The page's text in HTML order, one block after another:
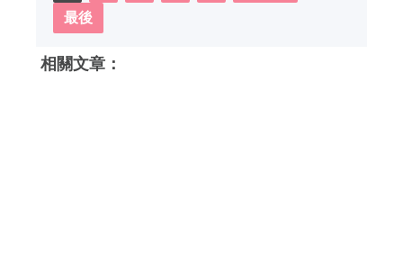
最後
相關文章：